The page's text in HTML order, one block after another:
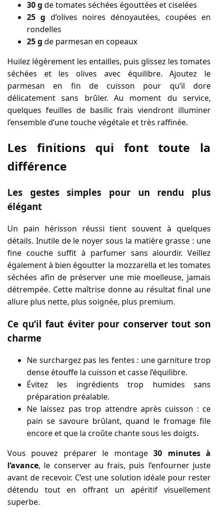
30 g de tomates séchées égouttées et ciselées
25 g d’olives noires dénoyautées, coupées en
rondelles
25 g de parmesan en copeaux
Huilez légèrement les entailles, puis glissez les tomates
séchées et les olives avec équilibre. Ajoutez le
parmesan en fin de cuisson pour qu’il dore
délicatement sans brûler. Au moment du service,
quelques feuilles de basilic frais viendront illuminer
l’ensemble d’une touche végétale et très raffinée.
Les finitions qui font toute la
différence
Les gestes simples pour un rendu plus
élégant
Un pain hérisson réussi tient souvent à quelques
détails. Inutile de le noyer sous la matière grasse : une
fine couche suffit à parfumer sans alourdir. Veillez
également à bien égoutter la mozzarella et les tomates
séchées afin de préserver une mie moelleuse, jamais
détrempée. Cette maîtrise donne au résultat final une
allure plus nette, plus soignée, plus premium.
Ce qu’il faut éviter pour conserver tout son
charme
Ne surchargez pas les fentes : une garniture trop
dense étouffe la cuisson et casse l’équilibre.
Évitez les ingrédients trop humides sans
préparation préalable.
Ne laissez pas trop attendre après cuisson : ce
pain se savoure brûlant, quand le fromage file
encore et que la croûte chante sous les doigts.
Vous pouvez préparer le montage30 minutes à
l’avance, le conserver au frais, puis l’enfourner juste
avant de recevoir. C’est une solution idéale pour rester
détendu tout en offrant un apéritif visuellement
superbe.